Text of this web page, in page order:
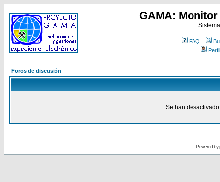
GAMA:
FAQ
Perfil
Foros de discusión
Se han
Powered by